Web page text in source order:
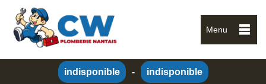
Menu
indisponible - indisponible